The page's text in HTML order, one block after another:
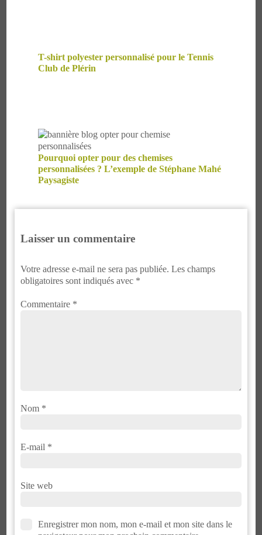
T-shirt polyester personnalisé pour le Tennis
Club de Plérin
Pourquoi opter pour des chemises
personnalisées ? L’exemple de Stéphane Mahé
Paysagiste
Laisser un commentaire
Votre adresse e-mail ne sera pas publiée. Les champs
obligatoires sont indiqués avec *
Commentaire *
Nom *
E-mail *
Site web
Enregistrer mon nom, mon e-mail et mon site dans le